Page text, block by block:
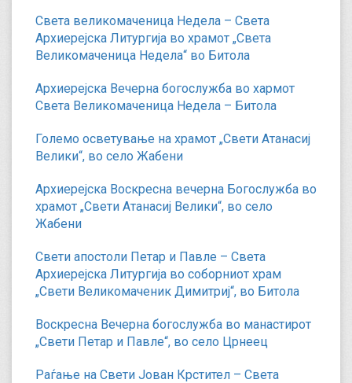
Света великомаченица Недела – Света
Архиерејска Литургија во храмот „Света
Великомаченица Недела“ во Битола
Архиерејска Вечерна богослужба во хармот
Света Великомаченица Недела – Битола
Големо осветување на храмот „Свети Атанасиј
Велики“, во село Жабени
Архиерејска Воскресна вечерна Богослужба во
храмот „Свети Атанасиј Велики“, во село
Жабени
Свети апостоли Петар и Павле – Света
Архиерејска Литургија во соборниот храм
„Свети Великомаченик Димитриј“, во Битола
Воскресна Вечерна богослужба во манастирот
„Свети Петар и Павле“, во село Црнеец
Раѓање на Свети Јован Крстител – Света